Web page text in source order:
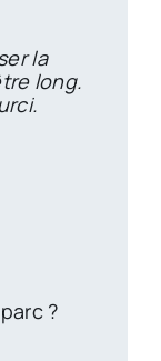
la
long.
?